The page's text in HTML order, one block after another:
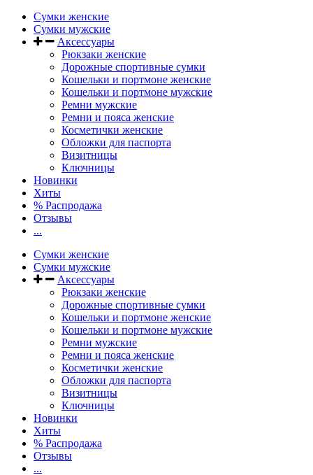
Сумки женские
Сумки мужские
Аксессуары
Рюкзаки женские
Дорожные спортивные сумки
Кошельки и портмоне женские
Кошельки и портмоне мужские
Ремни мужские
Ремни и пояса женские
Косметички женские
Обложки для паспорта
Визитницы
Ключницы
Новинки
Хиты
% Распродажа
Отзывы
...
Сумки женские
Сумки мужские
Аксессуары
Рюкзаки женские
Дорожные спортивные сумки
Кошельки и портмоне женские
Кошельки и портмоне мужские
Ремни мужские
Ремни и пояса женские
Косметички женские
Обложки для паспорта
Визитницы
Ключницы
Новинки
Хиты
% Распродажа
Отзывы
...